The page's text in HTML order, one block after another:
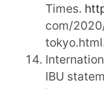
Times.
com/
IBU